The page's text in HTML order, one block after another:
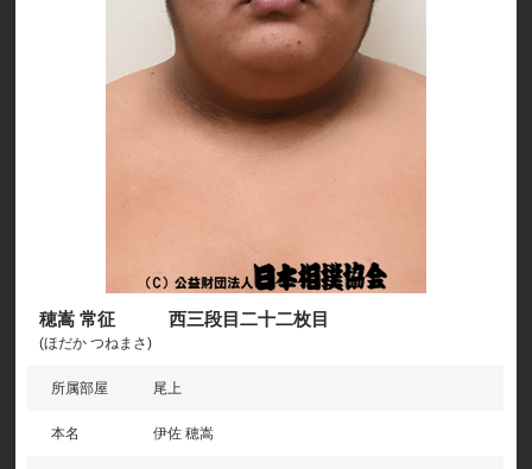
穂嵩 常征 西三段目二十二枚目
(ほだか つねまさ)
所属部屋 尾上
本名 伊佐 穂嵩